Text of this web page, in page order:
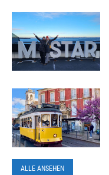
ALLE ANSEHEN